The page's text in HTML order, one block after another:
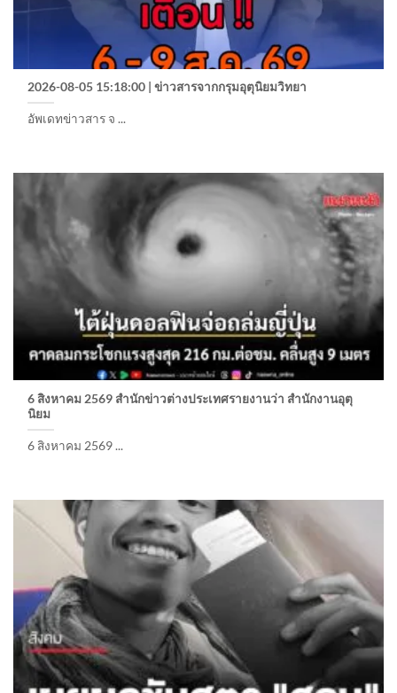
2026-08-05 15:18:00 | ข่าวสารจากกรุมอุตุนิยมวิทยา
อัพเดทข่าวสาร จ ...
6 สิงหาคม 2569 สำนักข่าวต่างประเทศรายงานว่า สำนักงานอุตุ
นิยม
6 สิงหาคม 2569 ...